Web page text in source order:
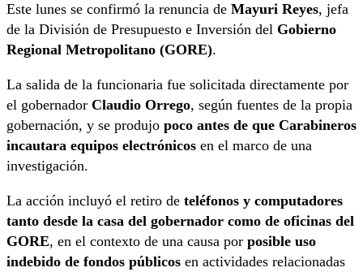
Este lunes se confirmó la renuncia de Mayuri Reyes, jefa
de la División de Presupuesto e Inversión del Gobierno
Regional Metropolitano (GORE).
La salida de la funcionaria fue solicitada directamente por
el gobernador Claudio Orrego, según fuentes de la propia
gobernación, y se produjo poco antes de que Carabineros
incautara equipos electrónicos en el marco de una
investigación.
La acción incluyó el retiro de teléfonos y computadores
tanto desde la casa del gobernador como de oficinas del
GORE, en el contexto de una causa por posible uso
indebido de fondos públicos en actividades relacionadas